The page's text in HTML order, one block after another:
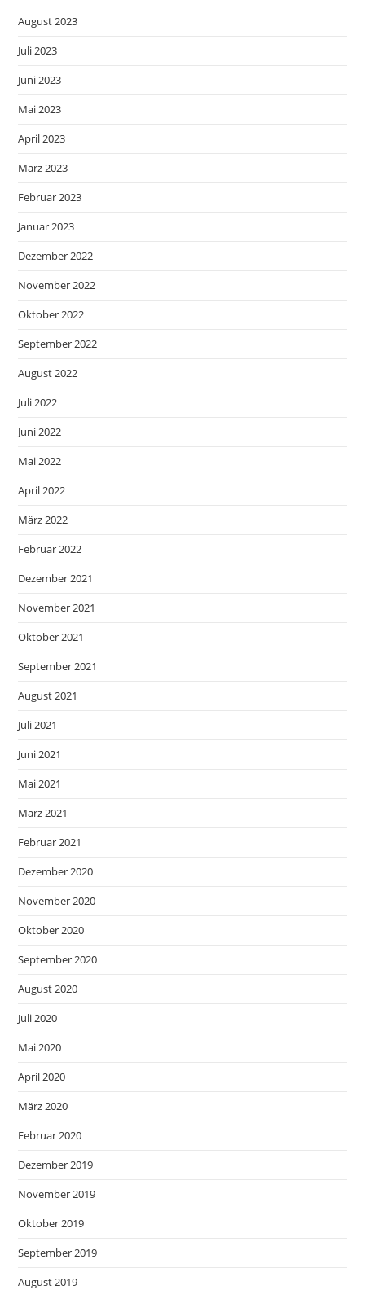
August 2023
Juli 2023
Juni 2023
Mai 2023
April 2023
März 2023
Februar 2023
Januar 2023
Dezember 2022
November 2022
Oktober 2022
September 2022
August 2022
Juli 2022
Juni 2022
Mai 2022
April 2022
März 2022
Februar 2022
Dezember 2021
November 2021
Oktober 2021
September 2021
August 2021
Juli 2021
Juni 2021
Mai 2021
März 2021
Februar 2021
Dezember 2020
November 2020
Oktober 2020
September 2020
August 2020
Juli 2020
Mai 2020
April 2020
März 2020
Februar 2020
Dezember 2019
November 2019
Oktober 2019
September 2019
August 2019